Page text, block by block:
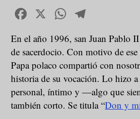
Facebook
X WhatsApp
En el año 1996, san Juan Pablo
de sacerdocio. Con motivo de
Papa polaco compartió con
historia de su vocación. Lo hizo
personal, íntimo y —algo que
también corto. Se titula “Don y